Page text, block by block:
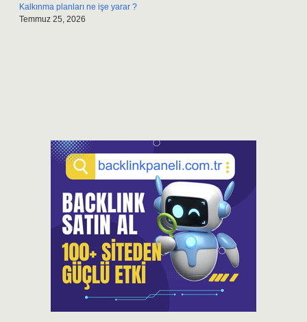
Kalkınma planları ne işe yarar ?
Temmuz 25, 2026